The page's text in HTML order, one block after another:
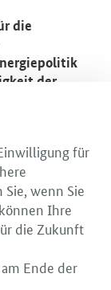
die
der
Maße
der
und
deren
Bedeutung
für
wenn Sie
Ihre
die Zukunft
Ende der